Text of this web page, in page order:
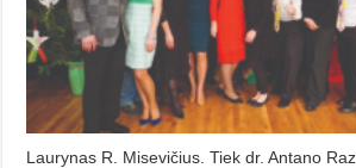
Laurynas R. Misevičius. Tiek dr. Antano